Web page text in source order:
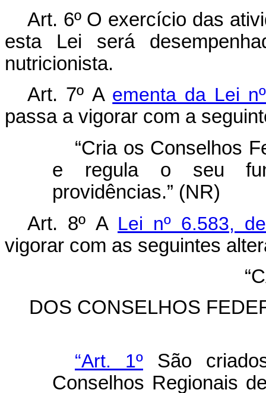
Art. 6º O exercício das
esta Lei será
nutricionista.
Art. 7º A ementa da Lei
passa a vigorar com a
“Cria os Conselhos
e regula o seu
providências.” (NR)
Art. 8º A Lei nº 6.583,
vigorar com as seguintes
DOS CONSELHOS
“Art. 1º São
Conselhos Regionais